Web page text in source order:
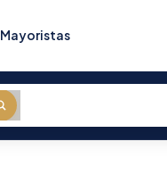
Mayoristas